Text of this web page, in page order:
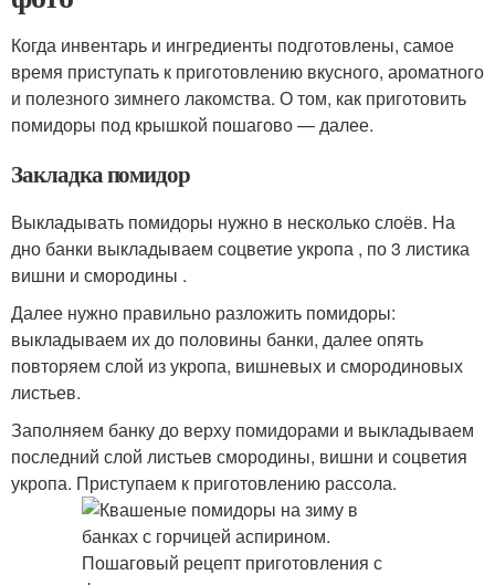
Когда инвентарь и ингредиенты подготовлены, самое
время приступать к приготовлению вкусного, ароматного
и полезного зимнего лакомства. О том, как приготовить
помидоры под крышкой пошагово — далее.
Закладка помидор
Выкладывать помидоры нужно в несколько слоёв. На
дно банки выкладываем соцветие укропа , по 3 листика
вишни и смородины .
Далее нужно правильно разложить помидоры:
выкладываем их до половины банки, далее опять
повторяем слой из укропа, вишневых и смородиновых
листьев.
Заполняем банку до верху помидорами и выкладываем
последний слой листьев смородины, вишни и соцветия
укропа. Приступаем к приготовлению рассола.